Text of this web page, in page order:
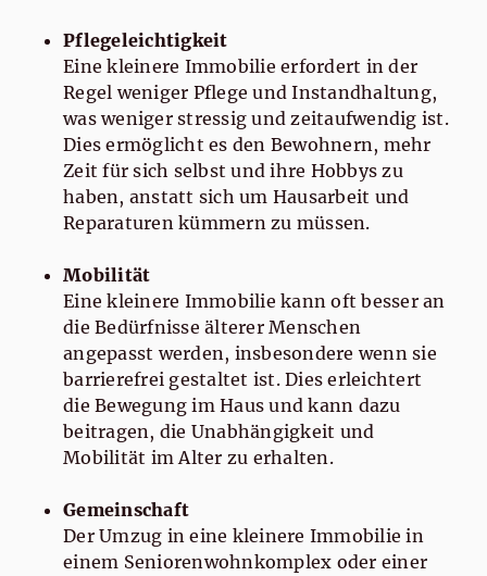
Pflegeleichtigkeit
Eine kleinere Immobilie erfordert in der
Regel weniger Pflege und Instandhaltung,
was weniger stressig und zeitaufwendig ist.
Dies ermöglicht es den Bewohnern, mehr
Zeit für sich selbst und ihre Hobbys zu
haben, anstatt sich um Hausarbeit und
Reparaturen kümmern zu müssen.
Mobilität
Eine kleinere Immobilie kann oft besser an
die Bedürfnisse älterer Menschen
angepasst werden, insbesondere wenn sie
barrierefrei gestaltet ist. Dies erleichtert
die Bewegung im Haus und kann dazu
beitragen, die Unabhängigkeit und
Mobilität im Alter zu erhalten.
Gemeinschaft
Der Umzug in eine kleinere Immobilie in
einem Seniorenwohnkomplex oder einer